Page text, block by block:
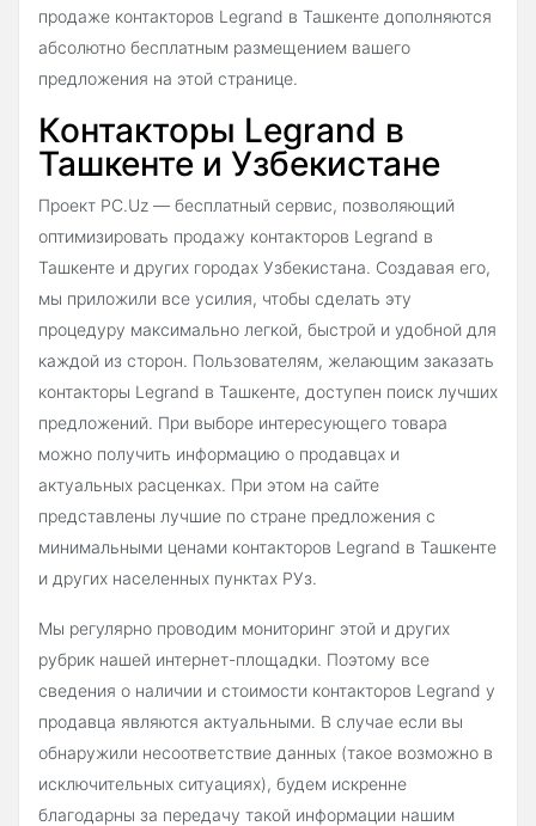
продаже контакторов Legrand в Ташкенте дополняются
абсолютно бесплатным размещением вашего
предложения на этой странице.
Контакторы Legrand в
Ташкенте и Узбекистане
Проект PC.Uz — бесплатный сервис, позволяющий
оптимизировать продажу контакторов Legrand в
Ташкенте и других городах Узбекистана. Создавая его,
мы приложили все усилия, чтобы сделать эту
процедуру максимально легкой, быстрой и удобной для
каждой из сторон. Пользователям, желающим заказать
контакторы Legrand в Ташкенте, доступен поиск лучших
предложений. При выборе интересующего товара
можно получить информацию о продавцах и
актуальных расценках. При этом на сайте
представлены лучшие по стране предложения с
минимальными ценами контакторов Legrand в Ташкенте
и других населенных пунктах РУз.
Мы регулярно проводим мониторинг этой и других
рубрик нашей интернет-площадки. Поэтому все
сведения о наличии и стоимости контакторов Legrand у
продавца являются актуальными. В случае если вы
обнаружили несоответствие данных (такое возможно в
исключительных ситуациях), будем искренне
благодарны за передачу такой информации нашим